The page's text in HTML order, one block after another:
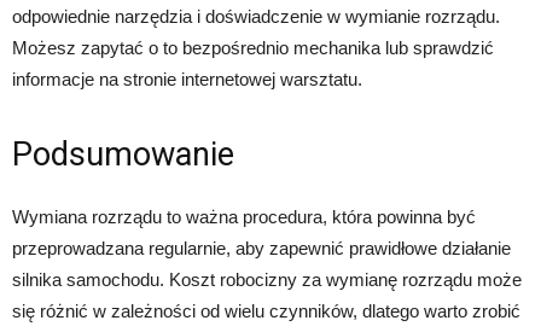
odpowiednie narzędzia i doświadczenie w wymianie rozrządu.
Możesz zapytać o to bezpośrednio mechanika lub sprawdzić
informacje na stronie internetowej warsztatu.
Podsumowanie
Wymiana rozrządu to ważna procedura, która powinna być
przeprowadzana regularnie, aby zapewnić prawidłowe działanie
silnika samochodu. Koszt robocizny za wymianę rozrządu może
się różnić w zależności od wielu czynników, dlatego warto zrobić